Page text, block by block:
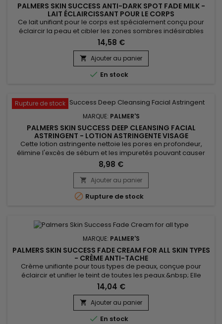
PALMERS SKIN SUCCESS ANTI-DARK SPOT FADE MILK -
LAIT ÉCLAIRCISSANT POUR LE CORPS
Ce lait unifiant pour le corps est spécialement conçu pour
éclaircir la peau et cibler les zones sombres indésirables
telles que les genoux, les coudes, les pieds.&nbsp; Sa
formule aide à corriger ces zones ciblées, uniformisant ainsi
le teint et procurant à la peau une apparence plus
lumineuse.&nbsp; Enrichi de Niacinamide, Rétinol, vitamine E,
d'extrait...
14,58 €
 Ajouter au panier
 En stock
Rupture de stock
MARQUE: PALMER'S
PALMERS SKIN SUCCESS DEEP CLEANSING FACIAL
ASTRINGENT - LOTION ASTRINGENTE VISAGE
Cette lotion astringente nettoie les pores en profondeur,
élimine l'excès de sébum et les impuretés pouvant causer
des boutons et aide à exfolier la peau en éliminant les
cellules mortes, favorisant un teint plus clair et plus
uniforme.&nbsp; Par ses ingrédients, Palmer's Skin Success
lotion astringente éclaircit le teint, resserre les pores et
calme les...
8,98 €
 Ajouter au panier
 Rupture de stock
MARQUE: PALMER'S
PALMERS SKIN SUCCESS FADE CREAM FOR ALL SKIN TYPES
- CRÈME ANTI-TACHE
Crème unifiante pour tous types de peaux, conçue pour
éclaircir et unifier le teint de toutes les peaux.&nbsp; Elle
réduit les taches sombres sur la peau, donne de l’éclat tout
en uniformisant le teint.&nbsp; Palmer’s Skin Success Fade
Cream for all skin types réduit les signes de vieillissement et
les impuretés comme les cicatrices.&nbsp; Formulée avec...
14,04 €
 Ajouter au panier
 En stock